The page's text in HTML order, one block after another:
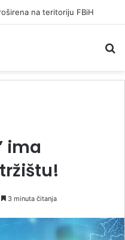
miliona, a ostalo 68 KM
ima
3 minuta čitanja